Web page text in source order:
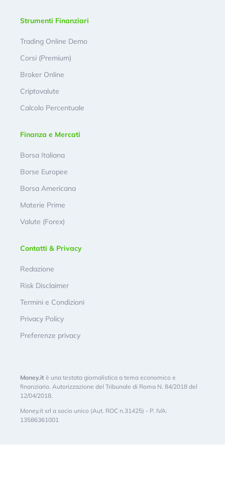
Strumenti Finanziari
Trading Online Demo
Corsi (Premium)
Broker Online
Criptovalute
Calcolo Percentuale
Finanza e Mercati
Borsa Italiana
Borse Europee
Borsa Americana
Materie Prime
Valute (Forex)
Contatti & Privacy
Redazione
Risk Disclaimer
Termini e Condizioni
Privacy Policy
Preferenze privacy
Money.it è una testata giornalistica a tema economico e
finanziario. Autorizzazione del Tribunale di Roma N. 84/2018 del
12/04/2018.
Money.it srl a socio unico (Aut. ROC n.31425) - P. IVA:
13586361001